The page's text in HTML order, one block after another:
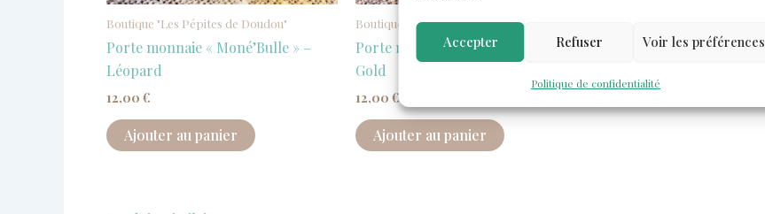
Accepter Refuser Voir les préférences
Politique de confidentialité
Boutique "Les Pépites de Doudou"
Porte monnaie « Moné’Bulle » –
Léopard
12,00 €
Ajouter au panier
Boutique "Les Pépites de Doudou"
Porte monnaie « Moné’Bulle » –
Gold
12,00 €
Ajouter au panier